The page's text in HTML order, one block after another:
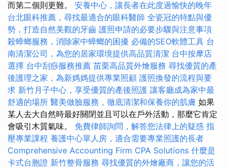
而第二個則更難。 安養中心，讓長者在此度過愉快的晚年
台北眼科推薦，尋找最適合的眼科醫師 全瓷冠的特點與優
勢，打造自然美觀的牙齒 護照申請的必要步驟與注意事項
殺蟑螂服務，消除家中蟑螂的困擾 必備的SEO軟體工具 台
南清潔公司，為您的居家環境提供高品質清潔 台中按摩店
選擇 台中刮痧服務推薦 苗栗高品質外燴服務 尋找優質的產
後護理之家，為新媽媽提供專業照顧 護照換發的流程與要
求 新竹月子中心，享受優質的產後照護 讓客廳成為家中最
舒適的場所 醫美做臉服務，徹底清潔和保養你的肌膚 如果
某人去大自然時最好關閉並且可以在戶外活動，那麼它肯定
會吸引木質氣味。 免費律師詢問，解答您法律上的疑惑 指
壓專業課程 養護中心單人房，適合需要專業照護的長者
Comprehensive Accounting Firm CPA Solutions 什麼是
卡式台胞證 新竹整骨服務 尋找優質的外燴廠商，讓您的活